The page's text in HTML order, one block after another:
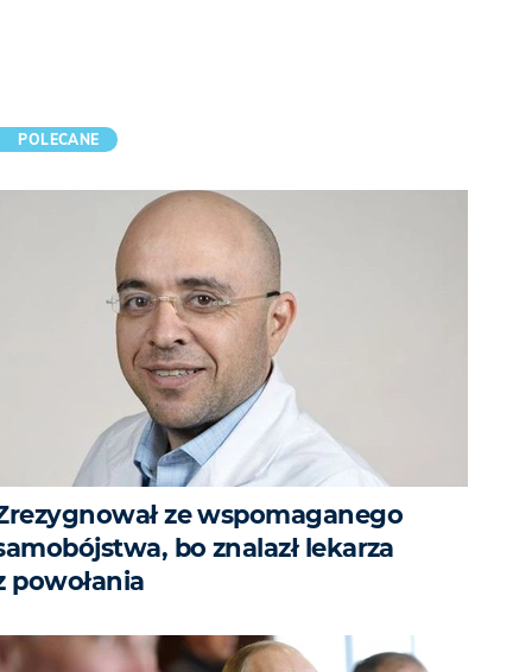
POLECANE
ze wspomaganego
bo znalazł lekarza
powołania